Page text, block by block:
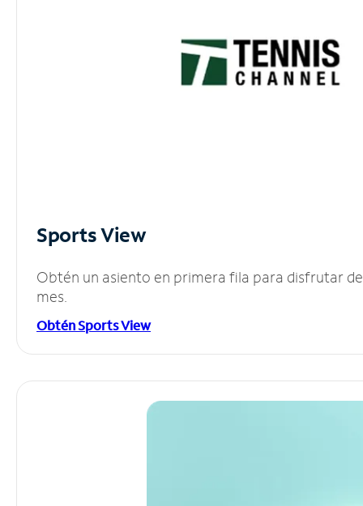
Sports View
Obtén un asiento en primera fila para disfrutar
mes.
Obtén Sports View